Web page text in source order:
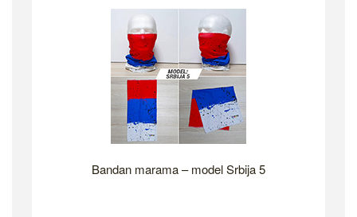
Bandan marama – model Srbija 5